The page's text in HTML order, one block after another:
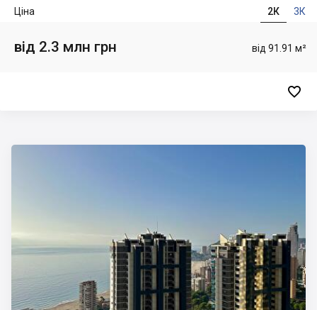
2К 3К
Ціна
від 91.91 м²
від 2.3 млн грн
